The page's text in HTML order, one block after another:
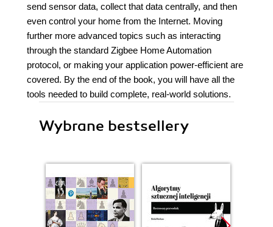
send sensor data, collect that data centrally, and then
even control your home from the Internet. Moving
further more advanced topics such as interacting
through the standard Zigbee Home Automation
protocol, or making your application power-efficient are
covered. By the end of the book, you will have all the
tools needed to build complete, real-world solutions.
Wybrane bestsellery